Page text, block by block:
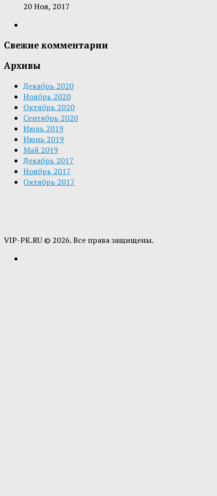
20 Ноя, 2017
Свежие комментарии
Архивы
Декабрь 2020
Ноябрь 2020
Октябрь 2020
Сентябрь 2020
Июль 2019
Июнь 2019
Май 2019
Декабрь 2017
Ноябрь 2017
Октябрь 2017
VIP-PK.RU © 2026. Все права защищены.